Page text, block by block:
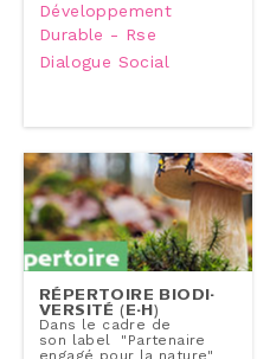
Développement
Durable - Rse
Dialogue Social
RÉ­PER­TOIRE BIO­DI­
VER­SI­TÉ (E-H)
Dans le cadre de
son label "Par­te­naire